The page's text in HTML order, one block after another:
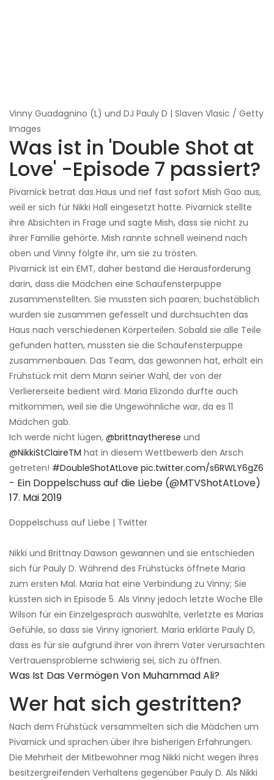
Vinny Guadagnino (L) und DJ Pauly D | Slaven Vlasic / Getty
Images
Was ist in 'Double Shot at
Love' -Episode 7 passiert?
Pivarnick betrat das Haus und rief fast sofort Mish Gao aus,
weil er sich für Nikki Hall eingesetzt hatte. Pivarnick stellte
ihre Absichten in Frage und sagte Mish, dass sie nicht zu
ihrer Familie gehörte. Mish rannte schnell weinend nach
oben und Vinny folgte ihr, um sie zu trösten.
Pivarnick ist ein EMT, daher bestand die Herausforderung
darin, dass die Mädchen eine Schaufensterpuppe
zusammenstellten. Sie mussten sich paaren; buchstäblich
wurden sie zusammen gefesselt und durchsuchten das
Haus nach verschiedenen Körperteilen. Sobald sie alle Teile
gefunden hatten, mussten sie die Schaufensterpuppe
zusammenbauen. Das Team, das gewonnen hat, erhält ein
Frühstück mit dem Mann seiner Wahl, der von der
Verliererseite bedient wird. Maria Elizondo durfte auch
mitkommen, weil sie die Ungewöhnliche war, da es 11
Mädchen gab.
Ich werde nicht lügen, @brittnaytherese und
@NikkiStClaireTM hat in diesem Wettbewerb den Arsch
getreten! #DoubleShotAtLove pic.twitter.com/s6RWLY6gZ6
- Ein Doppelschuss auf die Liebe (@MTVShotAtLove)
17. Mai 2019
Doppelschuss auf Liebe | Twitter
Nikki und Brittnay Dawson gewannen und sie entschieden
sich für Pauly D. Während des Frühstücks öffnete Maria
zum ersten Mal. Maria hat eine Verbindung zu Vinny; Sie
küssten sich in Episode 5. Als Vinny jedoch letzte Woche Elle
Wilson für ein Einzelgespräch auswählte, verletzte es Marias
Gefühle, so dass sie Vinny ignoriert. Maria erklärte Pauly D,
dass es für sie aufgrund ihrer von ihrem Vater verursachten
Vertrauensprobleme schwierig sei, sich zu öffnen.
Was Ist Das Vermögen Von Muhammad Ali?
Wer hat sich gestritten?
Nach dem Frühstück versammelten sich die Mädchen um
Pivarnick und sprachen über ihre bisherigen Erfahrungen.
Die Mehrheit der Mitbewohner mag Nikki nicht wegen ihres
besitzergreifenden Verhaltens gegenüber Pauly D. Als Nikki